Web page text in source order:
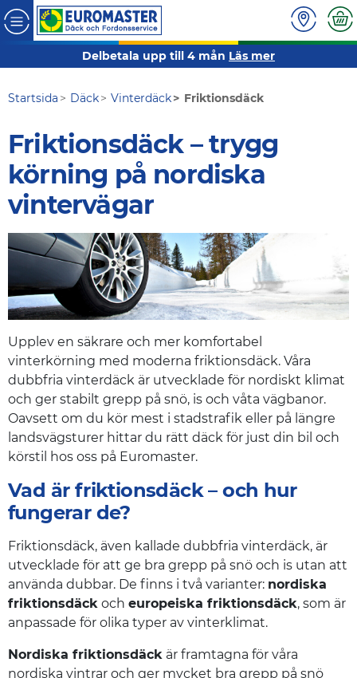
Delbetala upp till 4 mån Läs mer
Startsida Däck Vinterdäck Friktionsdäck
Friktionsdäck – trygg
körning på nordiska
vintervägar
Upplev en säkrare och mer komfortabel
vinterkörning med moderna friktionsdäck. Våra
dubbfria vinterdäck är utvecklade för nordiskt klimat
och ger stabilt grepp på snö, is och våta vägbanor.
Oavsett om du kör mest i stadstrafik eller på längre
landsvägsturer hittar du rätt däck för just din bil och
körstil hos oss på Euromaster.
Vad är friktionsdäck – och hur
fungerar de?
Friktionsdäck, även kallade dubbfria vinterdäck, är
utvecklade för att ge bra grepp på snö och is utan att
använda dubbar. De finns i två varianter: nordiska
friktionsdäck och europeiska friktionsdäck, som är
anpassade för olika typer av vinterklimat.
Nordiska friktionsdäck är framtagna för våra
nordiska vintrar och ger mycket bra grepp på snö